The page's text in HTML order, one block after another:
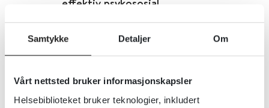
Samtykke Detaljer Om
Vårt nettsted bruker informasjonskapsler
Helsebiblioteket bruker teknologier, inkludert
tilbakeføringsintervensjon rettet
mot arbeid: En systematisk
oversikt og narrativ syntese
BMC Public Health 2021